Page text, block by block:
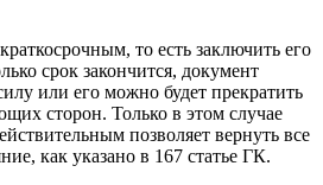
то есть заключить его
срок закончится, документ
или его можно будет прекратить
сторон. Только в этом случае
позволяет вернуть все
как указано в 167 статье ГК.